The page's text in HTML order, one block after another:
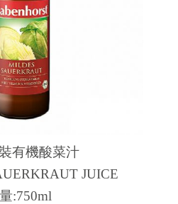
有機酸菜汁
JUICE
:750ml